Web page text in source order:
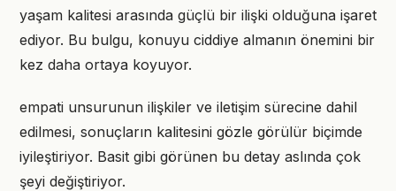
yaşam kalitesi arasında güçlü bir ilişki olduğuna işaret
ediyor. Bu bulgu, konuyu ciddiye almanın önemini bir
kez daha ortaya koyuyor.
empati unsurunun ilişkiler ve iletişim sürecine dahil
edilmesi, sonuçların kalitesini gözle görülür biçimde
iyileştiriyor. Basit gibi görünen bu detay aslında çok
şeyi değiştiriyor.